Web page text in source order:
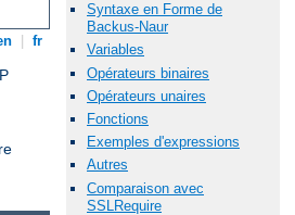
fr
Syntaxe en Forme de
Backus-Naur
Variables
Opérateurs binaires
Opérateurs unaires
Fonctions
Exemples d'expressions
Autres
Comparaison avec
SSLRequire